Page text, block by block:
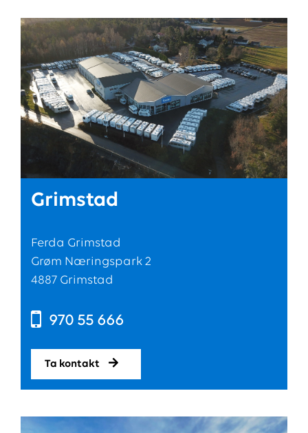
Grimstad
Ferda Grimstad
Grøm Næringspark 2
4887 Grimstad
970 55 666
Ta kontakt